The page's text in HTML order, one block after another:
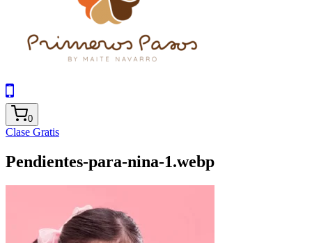
0
Clase Gratis
Pendientes-para-nina-1.webp